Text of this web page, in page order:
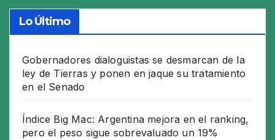
Lo Último
Gobernadores dialoguistas se desmarcan de la
ley de Tierras y ponen en jaque su tratamiento
en el Senado
Índice Big Mac: Argentina mejora en el ranking,
pero el peso sigue sobrevaluado un 19%